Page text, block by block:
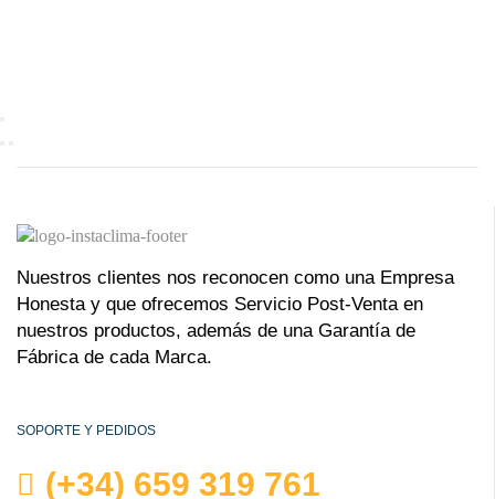
Nuestros clientes nos reconocen como una Empresa
Honesta y que ofrecemos Servicio Post-Venta en
nuestros productos, además de una Garantía de
Fábrica de cada Marca.
SOPORTE Y PEDIDOS
(+34) 659 319 761